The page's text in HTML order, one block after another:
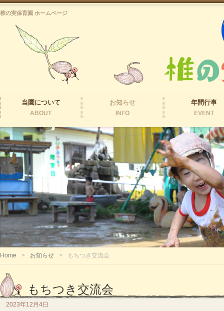
椎の実保育園 ホームページ
当園について
ABOUT
お知らせ
INFO
年間行事
EVENT
Home お知らせ もちつき交流会
もちつき交流会
2023年12月4日